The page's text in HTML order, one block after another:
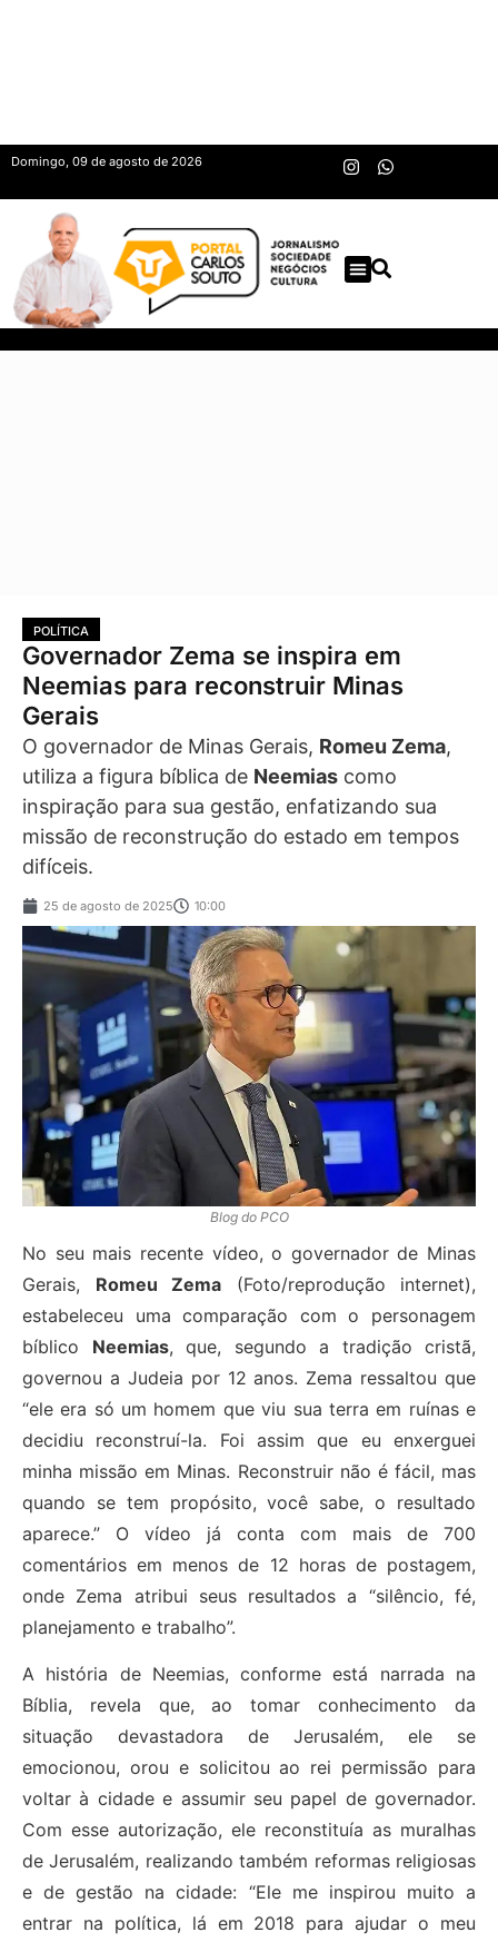
Domingo, 09 de agosto de 2026
POLÍTICA
Governador Zema se inspira em
Neemias para reconstruir Minas
Gerais
O governador de Minas Gerais, Romeu Zema,
utiliza a figura bíblica de Neemias como
inspiração para sua gestão, enfatizando sua
missão de reconstrução do estado em tempos
difíceis.
25 de agosto de 2025 10:00
Blog do PCO
No seu mais recente vídeo, o governador de Minas
Gerais, Romeu Zema (Foto/reprodução internet),
estabeleceu uma comparação com o personagem
bíblico Neemias, que, segundo a tradição cristã,
governou a Judeia por 12 anos. Zema ressaltou que
“ele era só um homem que viu sua terra em ruínas e
decidiu reconstruí-la. Foi assim que eu enxerguei
minha missão em Minas. Reconstruir não é fácil, mas
quando se tem propósito, você sabe, o resultado
aparece.” O vídeo já conta com mais de 700
comentários em menos de 12 horas de postagem,
onde Zema atribui seus resultados a “silêncio, fé,
planejamento e trabalho”.
A história de Neemias, conforme está narrada na
Bíblia, revela que, ao tomar conhecimento da
situação devastadora de Jerusalém, ele se
emocionou, orou e solicitou ao rei permissão para
voltar à cidade e assumir seu papel de governador.
Com esse autorização, ele reconstituía as muralhas
de Jerusalém, realizando também reformas religiosas
e de gestão na cidade: “Ele me inspirou muito a
entrar na política, lá em 2018 para ajudar o meu